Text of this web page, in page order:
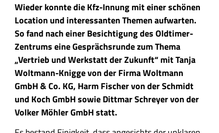
Wieder konnte die Kfz-Innung mit einer schönen
Location und interessanten Themen aufwarten.
So fand nach einer Besichtigung des Oldtimer-
Zentrums eine Gesprächsrunde zum Thema
„Vertrieb und Werkstatt der Zukunft“ mit Tanja
Woltmann-Knigge von der Firma Woltmann
GmbH & Co. KG, Harm Fischer von der Schmidt
und Koch GmbH sowie Dittmar Schreyer von der
Volker Möhler GmbH statt.